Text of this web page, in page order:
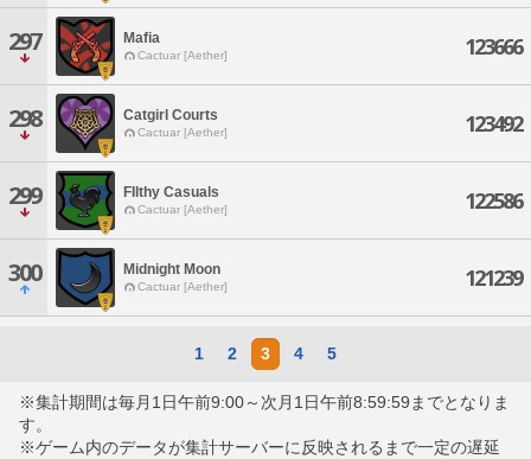
297 Mafia
Cactuar [Aether] 123666
298 Catgirl Courts
Cactuar [Aether] 123492
299 FIlthy Casuals
Cactuar [Aether] 122586
300 Midnight Moon
Cactuar [Aether] 121239
1 2 3 4 5
※集計期間は毎月1日午前9:00～次月1日午前8:59:59までとなりま
す。
※ゲーム内のデータが集計サーバーに反映されるまで一定の遅延